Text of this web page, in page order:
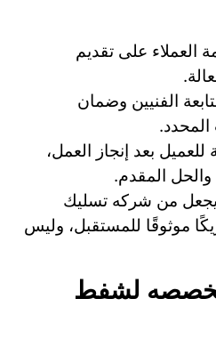
على تقديم
الفنيين وضمان
بعد إنجاز العمل،
المقدم.
يجعل من شركه تسليك
موثوقًا للمستقبل، وليس
لشفط